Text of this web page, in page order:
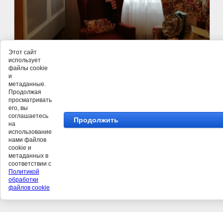
©
Этот сайт
использует
файлы cookie
и
метаданные.
Продолжая
просматривать
его, вы
соглашаетесь
на
использование
нами файлов
cookie и
метаданных в
соответствии с
Политикой
обработки
файлов cookie
Продолжить